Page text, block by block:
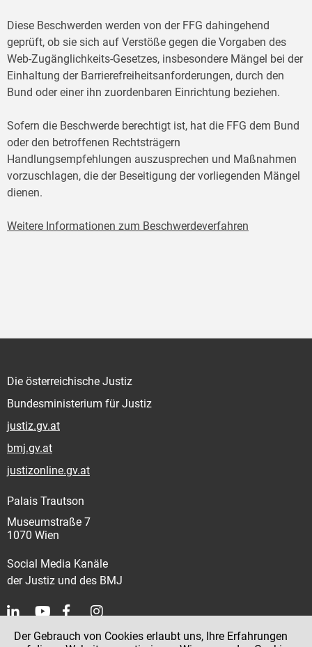
Diese Beschwerden werden von der FFG dahingehend
geprüft, ob sie sich auf Verstöße gegen die Vorgaben des
Web-Zugänglichkeits-Gesetzes, insbesondere Mängel bei der
Einhaltung der Barrierefreiheitsanforderungen, durch den
Bund oder einer ihn zuordenbaren Einrichtung beziehen.
Sofern die Beschwerde berechtigt ist, hat die FFG dem Bund
oder den betroffenen Rechtsträgern
Handlungsempfehlungen auszusprechen und Maßnahmen
vorzuschlagen, die der Beseitigung der vorliegenden Mängel
dienen.
Weitere Informationen zum Beschwerdeverfahren
Die österreichische Justiz
Bundesministerium für Justiz
justiz.gv.at
bmj.gv.at
justizonline.gv.at
Palais Trautson
Museumstraße 7
1070 Wien
Social Media Kanäle
der Justiz und des BMJ
Kontakt
Der Gebrauch von Cookies erlaubt uns, Ihre Erfahrungen